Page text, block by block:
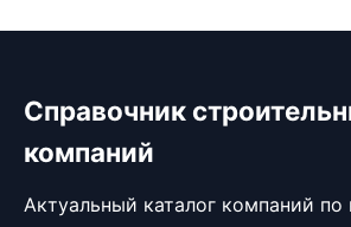
Справочник
компаний
Актуальный каталог компаний по